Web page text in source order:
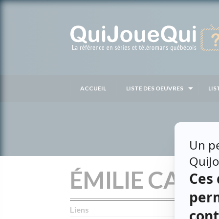
ACCUEIL LISTE DES OEUVRES
ÉMILIE
Liens